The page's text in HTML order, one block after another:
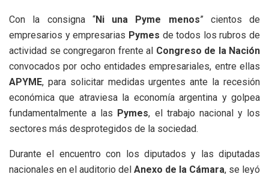
Con la consigna “Ni una Pyme menos” cientos de
empresarios y empresarias Pymes de todos los rubros de
actividad se congregaron frente al Congreso de la Nación
convocados por ocho entidades empresariales, entre ellas
APYME, para solicitar medidas urgentes ante la recesión
económica que atraviesa la economía argentina y golpea
fundamentalmente a las Pymes, el trabajo nacional y los
sectores más desprotegidos de la sociedad.
Durante el encuentro con los diputados y las diputadas
nacionales en el auditorio del Anexo de la Cámara, se leyó